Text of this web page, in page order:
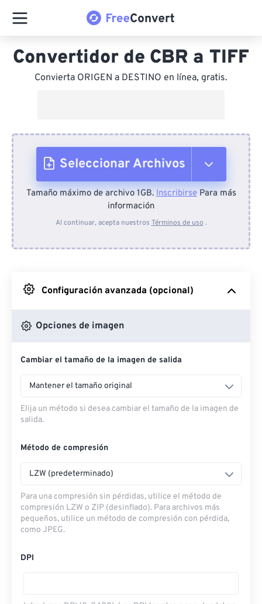
Convertidor de CBR a TIFF
Convierta ORIGEN a DESTINO en línea, gratis.
Seleccionar Archivos
Desde el dispositivo
Desde Google Drive
Desde OneDrive
Desde URL
Tamaño máximo de archivo 1GB.InscribirsePara más
información
Al continuar, acepta nuestros Términos de uso .
Configuración avanzada (opcional)
Opciones de imagen
Cambiar el tamaño de la imagen de salida
Mantener el tamaño original
Elija un método si desea cambiar el tamaño de la imagen de
salida.
Método de compresión
LZW (predeterminado)
Para una compresión sin pérdidas, utilice el método de
compresión LZW o ZIP (desinflado). Para archivos más
pequeños, utilice un método de compresión con pérdida,
como JPEG.
DPI